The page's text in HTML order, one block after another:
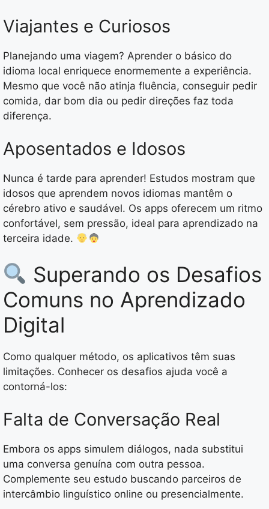
Viajantes e Curiosos
Planejando uma viagem? Aprender o básico do
idioma local enriquece enormemente a experiência.
Mesmo que você não atinja fluência, conseguir pedir
comida, dar bom dia ou pedir direções faz toda
diferença.
Aposentados e Idosos
Nunca é tarde para aprender! Estudos mostram que
idosos que aprendem novos idiomas mantêm o
cérebro ativo e saudável. Os apps oferecem um ritmo
confortável, sem pressão, ideal para aprendizado na
terceira idade.
Superando os Desafios
Comuns no Aprendizado
Digital
Como qualquer método, os aplicativos têm suas
limitações. Conhecer os desafios ajuda você a
contorná-los:
Falta de Conversação Real
Embora os apps simulem diálogos, nada substitui
uma conversa genuína com outra pessoa.
Complemente seu estudo buscando parceiros de
intercâmbio linguístico online ou presencialmente.